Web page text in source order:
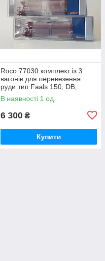
Roco 77030 комплект із 3
вагонів для перевезення
руди тип Faals 150, DB,
масштаб 1/87, Н0
В наявності 1 од.
6 300 ₴
Купити